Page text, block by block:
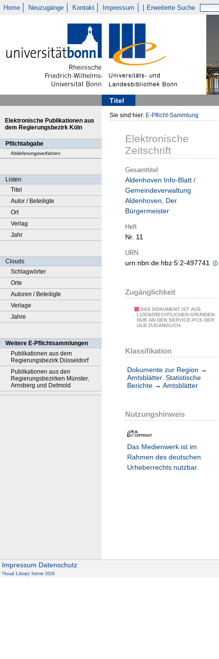
Home Neuzugänge Kontakt Impressum Erweiterte Suche
Titel
Elektronische Publikationen aus
dem Regierungsbezirk Köln
Pflichtabgabe
Ablieferungsverfahren
Listen
Titel
Autor / Beteiligte
Ort
Verlag
Jahr
Clouds
Schlagwörter
Orte
Autoren / Beteiligte
Verlage
Jahre
Weitere E-Pflichtsammlungen
Publikationen aus dem
Regierungsbezirk Düsseldorf
Publikationen aus den
Regierungsbezirken Münster,
Arnsberg und Detmold
Sie sind hier: E-Pflicht-Sammlung
Elektronische
Zeitschrift
Gesamttitel
Aldenhoven Info-Blatt /
Gemeindeverwaltung
Aldenhoven, Der
Bürgermeister
Heft
Nr. 11
URN
urn:nbn:de:hbz:5:2-497741
Zugänglichkeit
DAS DOKUMENT IST AUS
LIZENZRECHTLICHEN GRÜNDEN
NUR AN DEN SERVICE-PCS DER
ULB ZUGÄNGLICH.
Klassifikation
Dokumente zur Region →
Amtsblätter. Statistische
Berichte → Amtsblätter
Nutzungshinweis
Das Medienwerk ist im
Rahmen des deutschen
Urheberrechts nutzbar.
Impressum Datenschutz
Visual Library Server 2026